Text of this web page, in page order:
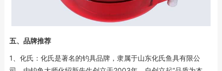
五、品牌推荐
1、化氏：化氏是著名的钓具品牌，隶属于山东化氏鱼具有限公